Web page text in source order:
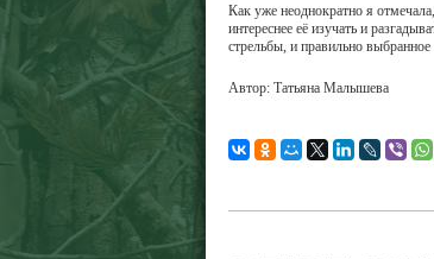
Как уже неоднократно я
интереснее её изучать и
стрельбы, и правильно
Автор: Татьяна Малышева